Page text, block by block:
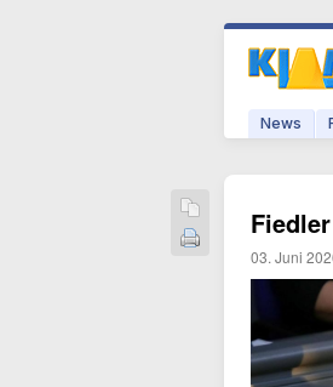
News
03. Juni